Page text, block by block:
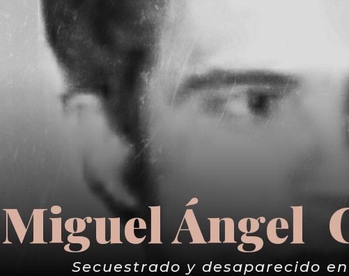
Miguel Ángel
Secuestrado y desaparecido